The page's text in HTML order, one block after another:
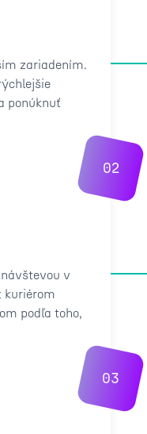
zariadením.
ponúknuť
02
v
kuriérom
podľa toho,
03